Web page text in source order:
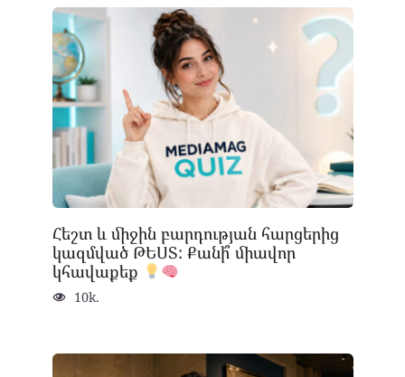
Հեշտ և միջին բարդության հարցերից
կազմված ԹԵՍՏ: Քանի՞ միավոր
կհավաքեք
10k.